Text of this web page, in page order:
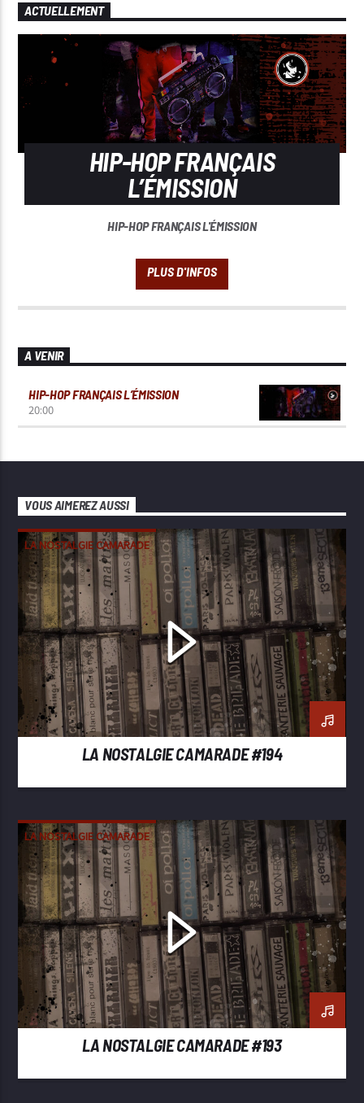
ACTUELLEMENT
HIP-HOP FRANÇAIS
L’ÉMISSION
HIP-HOP FRANÇAIS L'ÉMISSION
A VENIR
HIP-HOP FRANÇAIS L’ÉMISSION
20:00
VOUS AIMEREZ AUSSI
LA NOSTALGIE CAMARADE
LA NOSTALGIE CAMARADE #194
LA NOSTALGIE CAMARADE
LA NOSTALGIE CAMARADE #193